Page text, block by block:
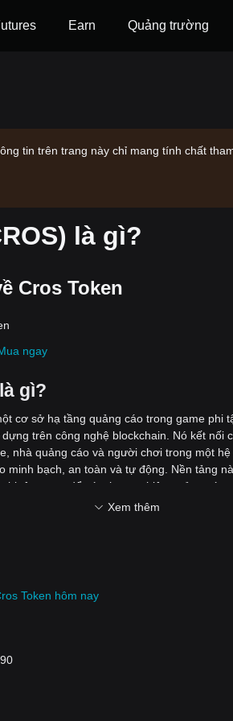
‌Earn Quảng trường
tin trên trang này chỉ mang tính chất
là gì?
Cros Token
ngay
gì?
cơ sở hạ tầng quảng cáo trong game phi
trên công nghệ blockchain. Nó kết nối
nhà quảng cáo và người chơi trong một hệ
minh bạch, an toàn và tự động. Nền tảng
phi tập trung để các thương hiệu quảng cáo
và thế giới ảo, cho phép tích hợp liền mạch
mô hình quảng cáo kỹ thuật số truyền
liên quan đến nhiều trung gian. Cros
phát triển game các công cụ để kiếm tiền
cáo một cách trực tiếp và có thể xác
Xem thêm
Token hôm nay